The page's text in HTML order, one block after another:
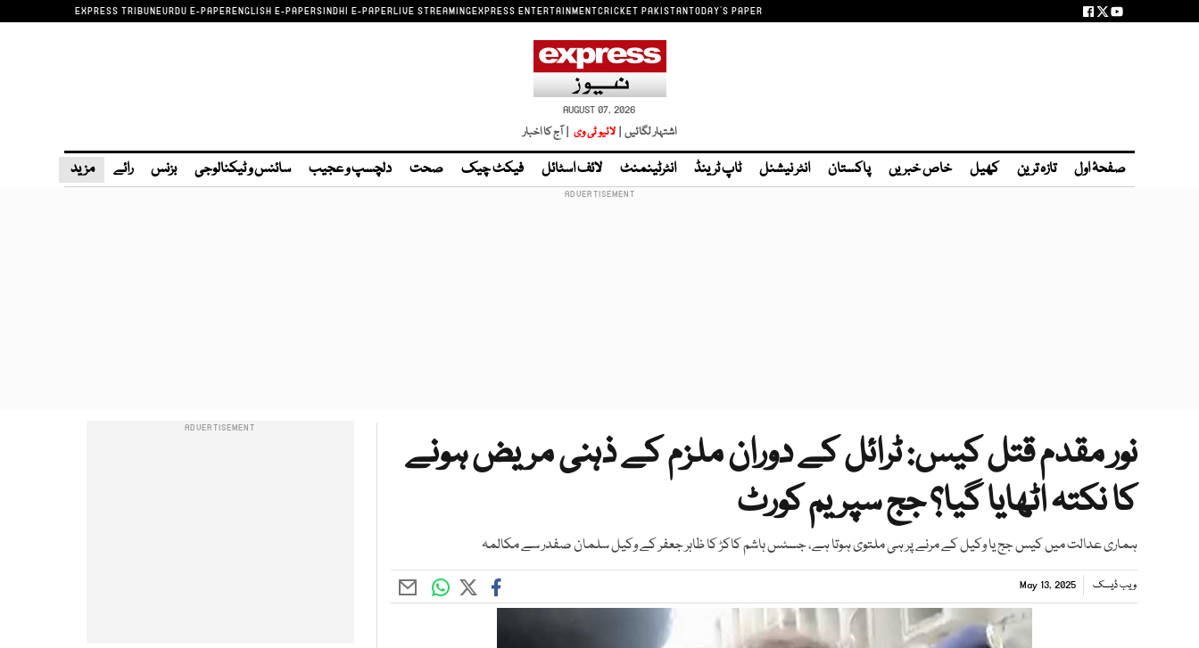
EXPRESS TRIBUNEURDU E-PAPERENGLISH E-PAPERSINDHI E-PAPERLIVE STREAMINGEXPRESS ENTERTAINMENTCRICKET PAKISTANTODAY'S PAPER
AUGUST 07, 2026
اشتہار لگائیں | لائیو ٹی وی | آج کا اخبار
صفحۂ اول تازہ ترین کھیل خاص خبریں پاکستان انٹر نیشنل ٹاپ ٹرینڈ انٹرٹینمنٹ لائف اسٹائل فیکٹ چیک صحت دلچسپ و عجیب سائنس و ٹیکنالوجی بزنس رائے مزید
نور مقدم قتل کیس: ٹرائل کے دوران ملزم کے ذہنی مریض ہونے
کا نکتہ اٹھایا گیا؟ جج سپریم کورٹ
ہماری عدالت میں کیس جج یا وکیل کے مرنے پر ہی ملتوی ہوتا ہے، جسٹس ہاشم کاکڑ کا ظاہر جعفر کے وکیل سلمان صفدر سے مکالمہ
ویب ڈیسک May 13, 2025